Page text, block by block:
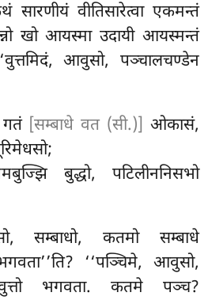
सारणीयं वीतिसारेत्वा एकमन्तं
खो आयस्मा उदायी आयस्मन्तं
आवुसो, पञ्चालचण्डेन
गतं [सम्बाधे वत (सी.)] ओकासं,
बुद्धो, पटिलीननिसभो
सम्बाधो, कतमो सम्बाधे
‘‘पञ्चिमे, आवुसो,
भगवता. कतमे पञ्च?